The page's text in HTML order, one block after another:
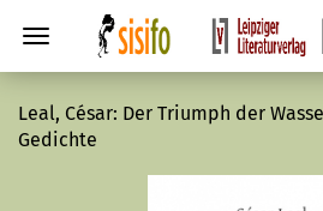
Leal, César: Der Triumph der
Gedichte